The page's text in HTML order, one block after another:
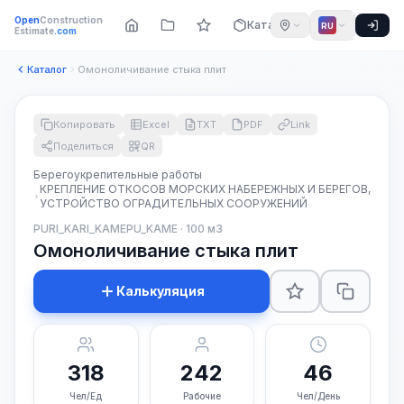
OpenConstruction
Estimate.com Каталог RU
Каталог Омоноличивание стыка плит
Копировать Excel TXT PDF
Link
Поделиться
QR
Берегоукрепительные работы
КРЕПЛЕНИЕ ОТКОСОВ МОРСКИХ НАБЕРЕЖНЫХ И БЕРЕГОВ,
УСТРОЙСТВО ОГРАДИТЕЛЬНЫХ СООРУЖЕНИЙ
PURI_KARI_KAMEPU_KAME · 100 м3
Омоноличивание стыка плит
Калькуляция
318
Чел/Ед
242
Рабочие
46
Чел/День